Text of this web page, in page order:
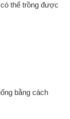
thể trồng được
bằng cách